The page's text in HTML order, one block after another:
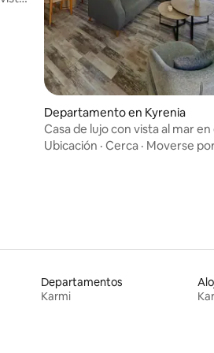
Departamento en Kyrenia
Casa de lujo con vista al mar
de la ciudad
Ubicación · Cerca · Moverse
Departamentos
Karmi